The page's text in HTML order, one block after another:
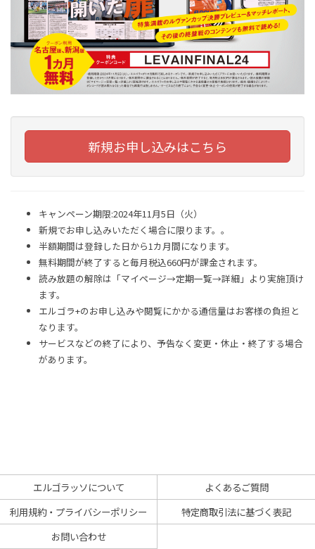
新規お申し込みはこちら
キャンペーン期限:2024年11月5日（火）
新規でお申し込みいただく場合に限ります。。
半額期間は登録した日から1カ月間になります。
無料期間が終了すると毎月税込660円が課金されます。
読み放題の解除は「マイページ→定期一覧→詳細」より実施頂け
ます。
エルゴラ+のお申し込みや閲覧にかかる通信量はお客様の負担と
なります。
サービスなどの終了により、予告なく変更・休止・終了する場合
があります。
エルゴラッソについて
よくあるご質問
利用規約・プライバシーポリシー
特定商取引法に基づく表記
お問い合わせ